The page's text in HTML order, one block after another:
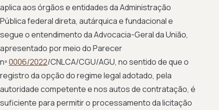
aplica aos órgãos e entidades da Administração
Pública federal direta, autárquica e fundacional e
segue o entendimento da Advocacia-Geral da União,
apresentado por meio do Parecer
nº0006/2022/CNLCA/CGU/AGU, no sentido de que o
registro da opção do regime legal adotado, pela
autoridade competente e nos autos de contratação, é
suficiente para permitir o processamento da licitação